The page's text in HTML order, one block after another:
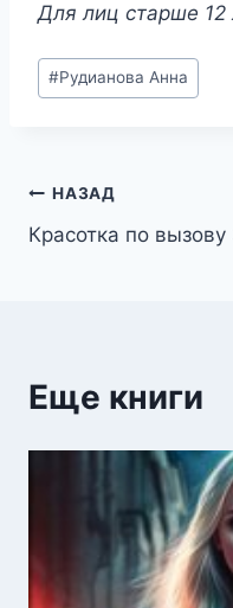
Для лиц старше 12
Метки
записи:
#Рудианова Анна
Навигация
по
НАЗАД
Красотка по вызову
Еще книги